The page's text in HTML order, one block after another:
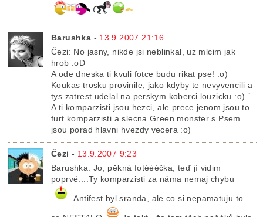
Barushka - 13.9.2007 21:16
Čezi: No jasny, nikde jsi neblinkal, uz mlcim jak
hrob :oD
A ode dneska ti kvuli fotce budu rikat pse! :o)
Koukas trosku provinile, jako kdyby te nevyvencili a
tys zatrest udelal na perskym koberci louzicku :o) ¨
A ti komparzisti jsou hezci, ale prece jenom jsou to
furt komparzisti a slecna Green monster s Psem
jsou porad hlavni hvezdy vecera :o)
Čezi - 13.9.2007 9:23
Barushka: Jo, pěkná fotéééčka, teď jí vidim
poprvé....Ty komparzisti za náma nemaj chybu
.Antifest byl sranda, ale co si nepamatuju to